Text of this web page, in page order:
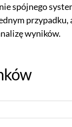
spójnego
przypadku,
wyników.